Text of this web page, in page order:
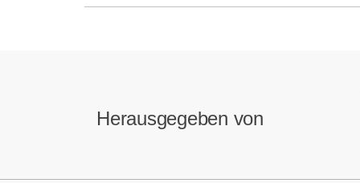
Herausgegeben von